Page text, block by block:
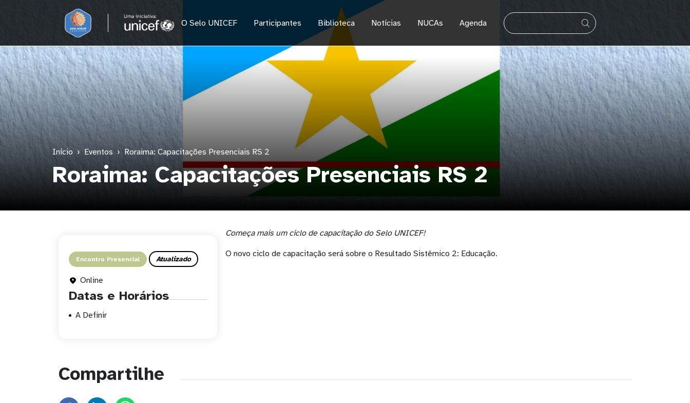
BUSCAR
O Selo UNICEF Participantes Biblioteca Notícias NUCAs Agenda
Início Eventos Roraima: Capacitações Presenciais RS 2
Roraima: Capacitações Presenciais RS 2
Encontro Presencial Atualizado
Online
Datas e Horários
A Definir
Começa mais um ciclo de capacitação do Selo UNICEF!
O novo ciclo de capacitação será sobre o Resultado Sistêmico 2: Educação.
Compartilhe